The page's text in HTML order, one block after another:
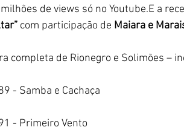
de views só no Youtube.E a
com participação de Maiara e
completa de Rionegro e Solimões –
- Samba e Cachaça
- Primeiro Vento